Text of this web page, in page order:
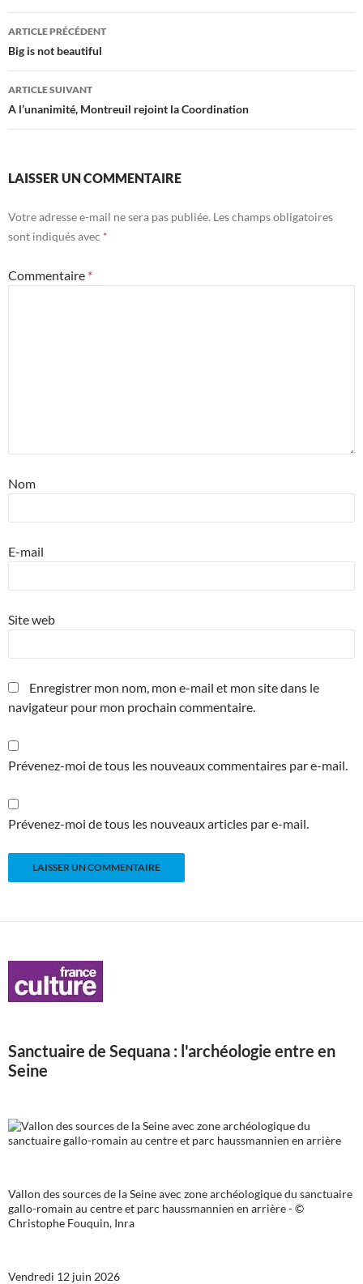
Navigation
des
articles
ARTICLE PRÉCÉDENT
Big is not beautiful
ARTICLE SUIVANT
A l’unanimité, Montreuil rejoint la Coordination
LAISSER UN COMMENTAIRE
Votre adresse e-mail ne sera pas publiée. Les champs obligatoires
sont indiqués avec *
Commentaire *
Nom
E-mail
Site web
Enregistrer mon nom, mon e-mail et mon site dans le
navigateur pour mon prochain commentaire.
Prévenez-moi de tous les nouveaux commentaires par e-mail.
Prévenez-moi de tous les nouveaux articles par e-mail.
Sanctuaire de Sequana : l'archéologie entre en
Seine
Vallon des sources de la Seine avec zone archéologique du sanctuaire
gallo-romain au centre et parc haussmannien en arrière - ©
Christophe Fouquin, Inra
Vendredi 12 juin 2026